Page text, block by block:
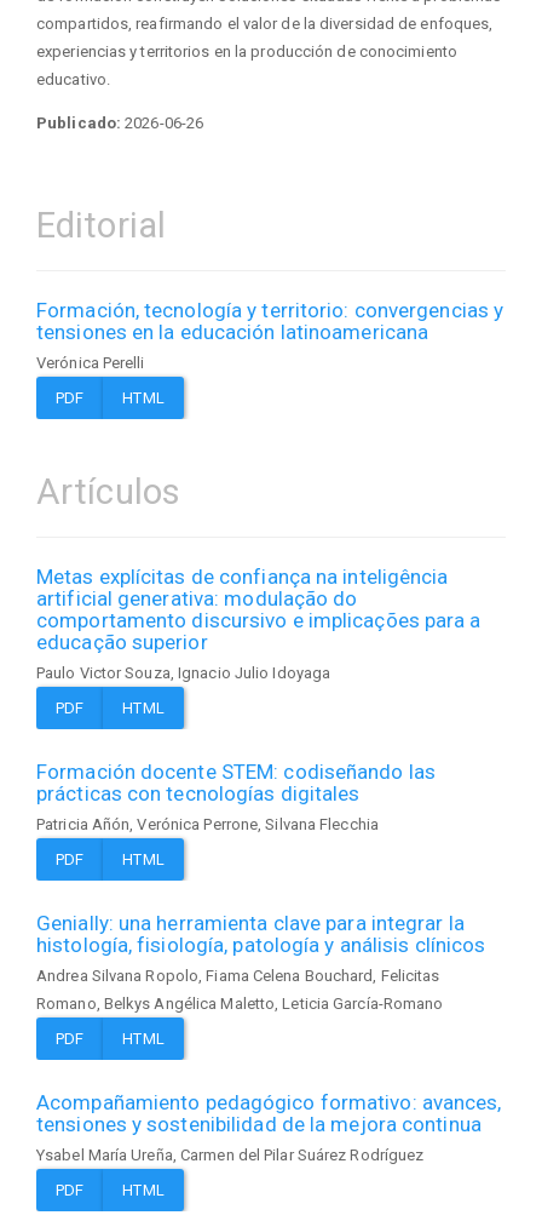
compartidos, reafirmando el valor de la diversidad de enfoques,
experiencias y territorios en la producción de conocimiento
educativo.
Publicado:2026-06-26
Editorial
Formación, tecnología y territorio: convergencias y
tensiones en la educación latinoamericana
Verónica Perelli
PDF
HTML
Artículos
Metas explícitas de confiança na inteligência
artificial generativa: modulação do
comportamento discursivo e implicações para a
educação superior
Paulo Victor Souza, Ignacio Julio Idoyaga
PDF
HTML
Formación docente STEM: codiseñando las
prácticas con tecnologías digitales
Patricia Añón, Verónica Perrone, Silvana Flecchia
PDF
HTML
Genially: una herramienta clave para integrar la
histología, fisiología, patología y análisis clínicos
Andrea Silvana Ropolo, Fiama Celena Bouchard, Felicitas
Romano, Belkys Angélica Maletto, Leticia García-Romano
PDF
HTML
Acompañamiento pedagógico formativo: avances,
tensiones y sostenibilidad de la mejora continua
Ysabel María Ureña, Carmen del Pilar Suárez Rodríguez
PDF
HTML